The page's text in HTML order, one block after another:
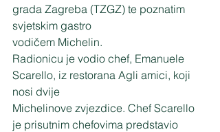
grada Zagreba (TZGZ) te poznatim
svjetskim gastro
vodičem Michelin.
Radionicu je vodio chef, Emanuele
Scarello, iz restorana Agli amici, koji
nosi dvije
Michelinove zvjezdice. Chef Scarello
je prisutnim chefovima predstavio